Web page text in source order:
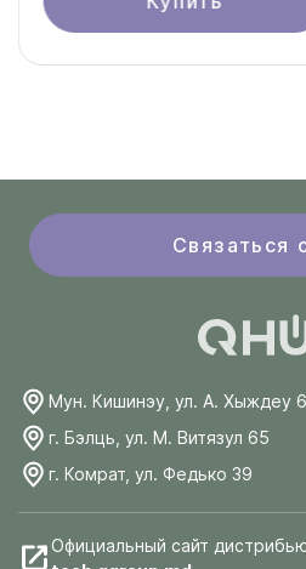
Связаться
Мун. Кишинэу, ул. А. Хыждеу
г. Бэлць, ул. М. Витязул 65
г. Комрат, ул. Федько 39
Официальный сайт